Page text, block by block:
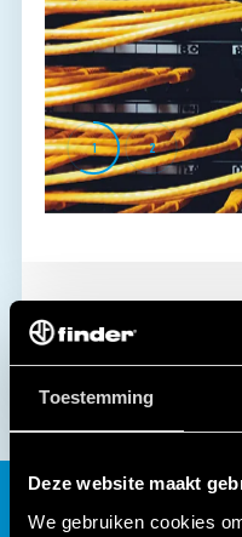
Toestemming
Deze website maakt
We gebruiken cookies
1 2